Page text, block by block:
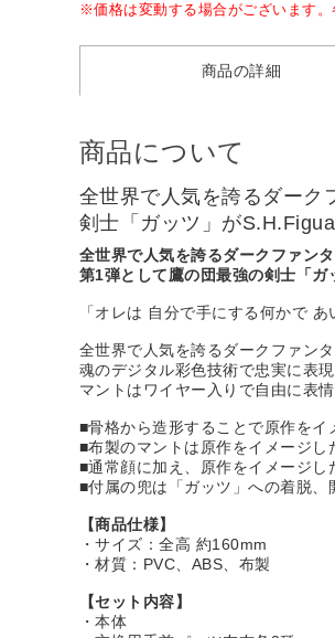
※価格は変動する場合がございます。
商品の詳細
商品について
全世界で人気を誇るダーク
剣士「ガッツ」が
全世界で人気を誇るダークファン
第1弾として鷹の団最強の剣士「
「オレは 自分で手にする何かで
全世界で人気を誇るダークファン
魂のデジタル彩色技術で忠実に表
マントはワイヤー入りで自由に表情
■骨格から造形することで原作をイ
■布製のマントは原作をイメージし
■通常顔に加え、原作をイメージし
■付属の兜は「ガッツ」への着脱、
【商品仕様】
・サイズ：全高 約160mm
・材質：PVC、ABS、布製
【セット内容】
・本体